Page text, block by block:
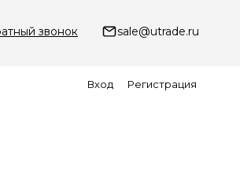
звонок sale@utrade.ru
Вход Регистрация